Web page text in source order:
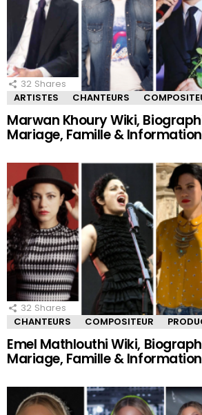
32 Shares
ARTISTES
CHANTEURS
Marwan Khoury Wiki,
Mariage, Famille &
32 Shares
CHANTEURS
COMPOSITEUR
Emel Mathlouthi Wiki,
Mariage, Famille &